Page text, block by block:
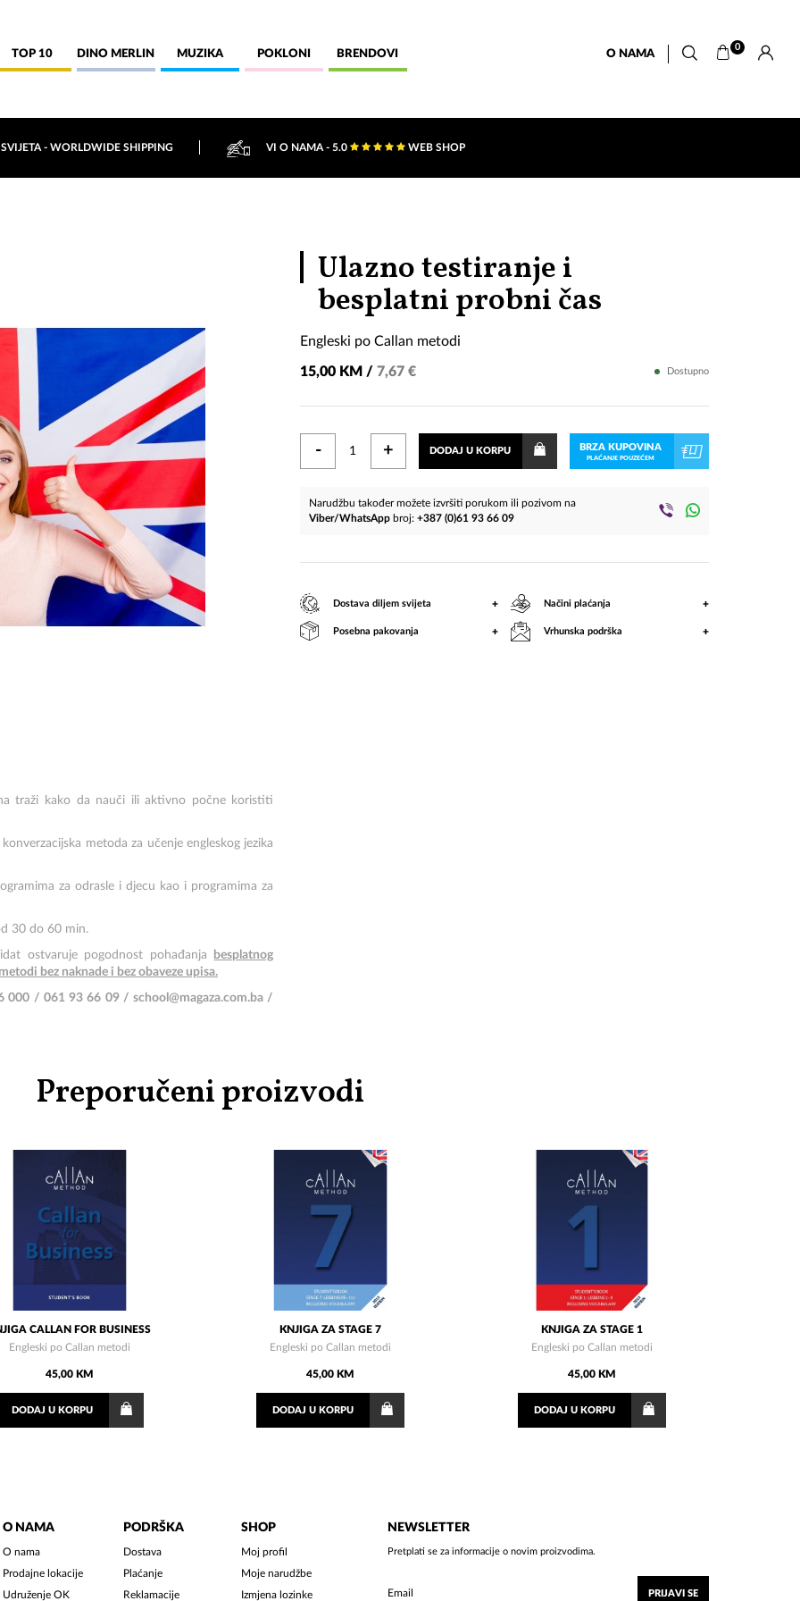
TOP 10 DINO MERLIN MUZIKA POKLONI BRENDOVI O NAMA
0
- WORLDWIDE SHIPPING VI O NAMA - 5.0 WEB SHOP
traži kako da nauči ili aktivno počne koristiti
metoda za učenje engleskog jezika
za odrasle i djecu kao i programima za
30 do 60 min.
ostvaruje pogodnost pohađanja
besplatnog
bez naknade i bez obaveze upisa.
/ 061 93 66 09 / school@magaza.com.ba /
Ulazno testiranje i
besplatni probni čas
Callan
metodi
Engleski po Callan metodi
15,00 KM /7,67 € Dostupno
- + DODAJ U KORPU BRZA KUPOVINA
PLAĆANJE POUZEĆEM
Narudžbu također možete izvršiti porukom ili pozivom na
Viber/WhatsApp broj:+387 (0)61 93 66 09
Dostava diljem svijeta + Načini plaćanja +
Posebna pakovanja + Vrhunska podrška +
Preporučeni proizvodi
CALLAN FOR BUSINESS
Engleski po Callan metodi
45,00 KM
DODAJU KORPU
KNJIGA ZA STAGE 7
Engleski po Callan metodi
45,00 KM
DODAJ U KORPU
KNJIGA ZA STAGE 1
Engleski po Callan metodi
45,00 KM
DODAJU KORPU
O NAMA
O nama
Prodajne lokacije
Udruženje OK
PODRŠKA
Dostava
Plaćanje
Reklamacije
SHOP
Moj profil
Moje narudžbe
Izmjena lozinke
NEWSLETTER
Pretplati se za informacije o novim proizvodima.
PRIJAVI SE